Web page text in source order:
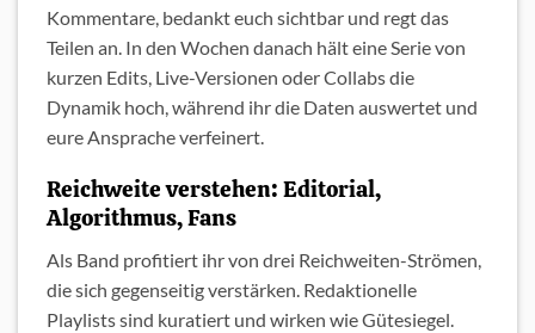
Kommentare, bedankt euch sichtbar und regt das
Teilen an. In den Wochen danach hält eine Serie von
kurzen Edits, Live-Versionen oder Collabs die
Dynamik hoch, während ihr die Daten auswertet und
eure Ansprache verfeinert.
Reichweite verstehen: Editorial,
Algorithmus, Fans
Als Band profitiert ihr von drei Reichweiten-Strömen,
die sich gegenseitig verstärken. Redaktionelle
Playlists sind kuratiert und wirken wie Gütesiegel.